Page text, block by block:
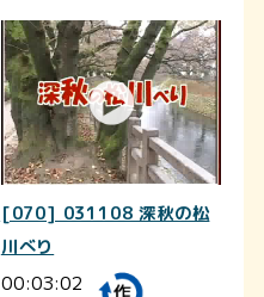
[070] 031108 深秋の松
川べり
00:03:02